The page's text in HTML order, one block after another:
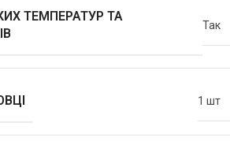
ТЕМПЕРАТУР ТА
Так
1 шт